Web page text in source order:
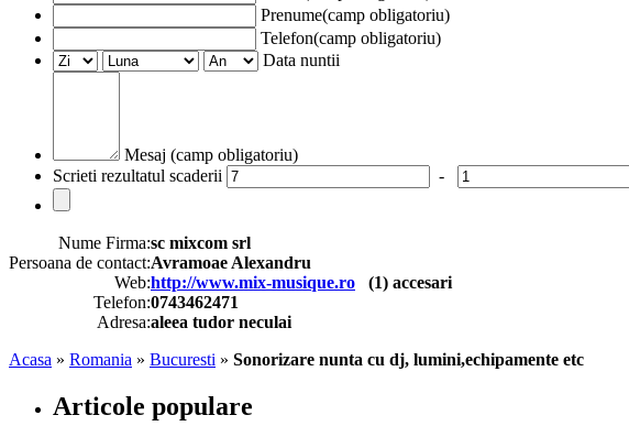
Prenume(camp obligatoriu)
Telefon(camp obligatoriu)
Data nuntii
Mesaj (camp obligatoriu)
Scrieti rezultatul scaderii
-
Nume Firma:sc mixcom srl
Persoana de contact:Avramoae Alexandru
Web:http://www.mix-musique.ro (1) accesari
Telefon:0743462471
Adresa:aleea tudor neculai
Acasa » Romania » Bucuresti » Sonorizare nunta cu dj, lumini,echipamente etc
Articole populare